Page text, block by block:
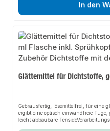
In den
Glättemittel für Dichtstoffe,
Gebrausfertig, lösemittelfrei, für eine
ergibt eine optisch einwandfreie
leicht abbaubare